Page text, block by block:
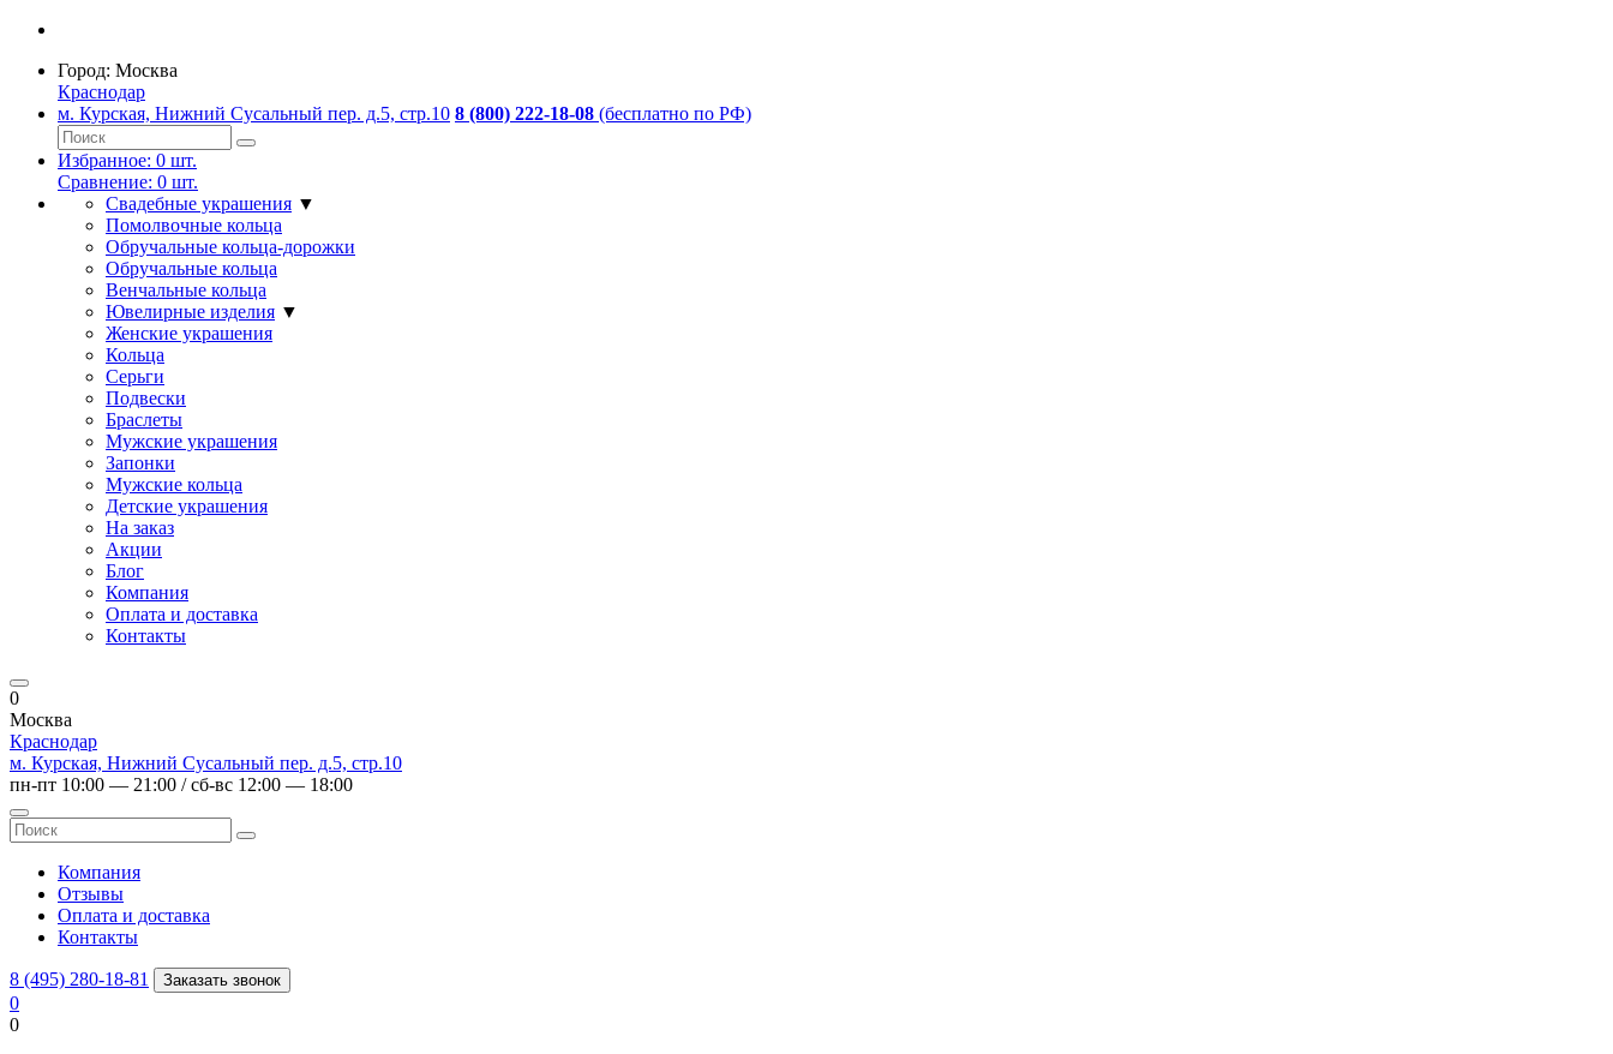
Город: Москва
Краснодар
м. Курская, Нижний Сусальный пер. д.5, стр.10 8 (800) 222-18-08 (бесплатно по РФ)
Избранное: 0 шт.
Сравнение: 0 шт.
Свадебные украшения ▼
Помолвочные кольца
Обручальные кольца-дорожки
Обручальные кольца
Венчальные кольца
Ювелирные изделия ▼
Женские украшения
Кольца
Серьги
Подвески
Браслеты
Мужские украшения
Запонки
Мужские кольца
Детские украшения
На заказ
Акции
Блог
Компания
Оплата и доставка
Контакты
0
Москва
Краснодар
м. Курская, Нижний Сусальный пер. д.5, стр.10
пн-пт 10:00 — 21:00 / сб-вс 12:00 — 18:00
Компания
Отзывы
Оплата и доставка
Контакты
8 (495) 280-18-81 Заказать звонок
0
0